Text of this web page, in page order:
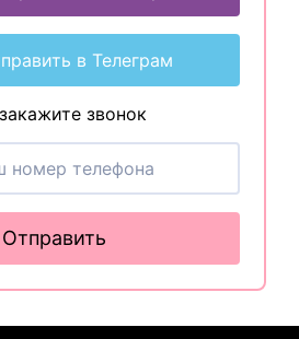
в Телеграм
звонок
Отправить